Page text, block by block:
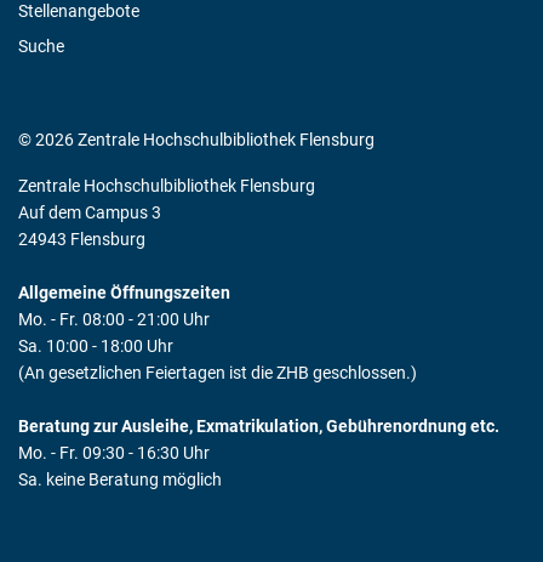
Stellenangebote
Suche
© 2026 Zentrale Hochschulbibliothek Flensburg
Zentrale Hochschulbibliothek Flensburg
Auf dem Campus 3
24943 Flensburg
Allgemeine Öffnungszeiten
Mo. - Fr. 08:00 - 21:00 Uhr
Sa. 10:00 - 18:00 Uhr
(An gesetzlichen Feiertagen ist die ZHB geschlossen.)
Beratung zur Ausleihe, Exmatrikulation, Gebührenordnung etc.
Mo. - Fr. 09:30 - 16:30 Uhr
Sa. keine Beratung möglich